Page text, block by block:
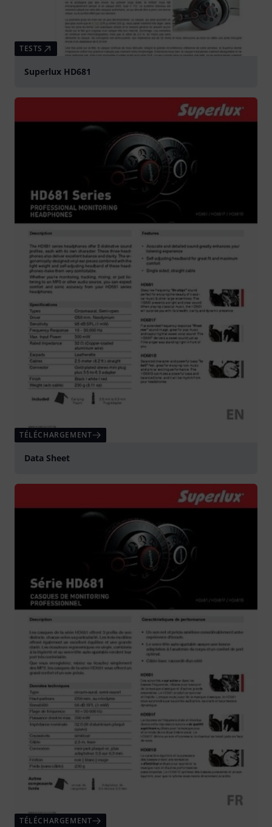
TESTS
Superlux HD681
TÉLÉCHARGEMENT
Data Sheet
TÉLÉCHARGEMENT